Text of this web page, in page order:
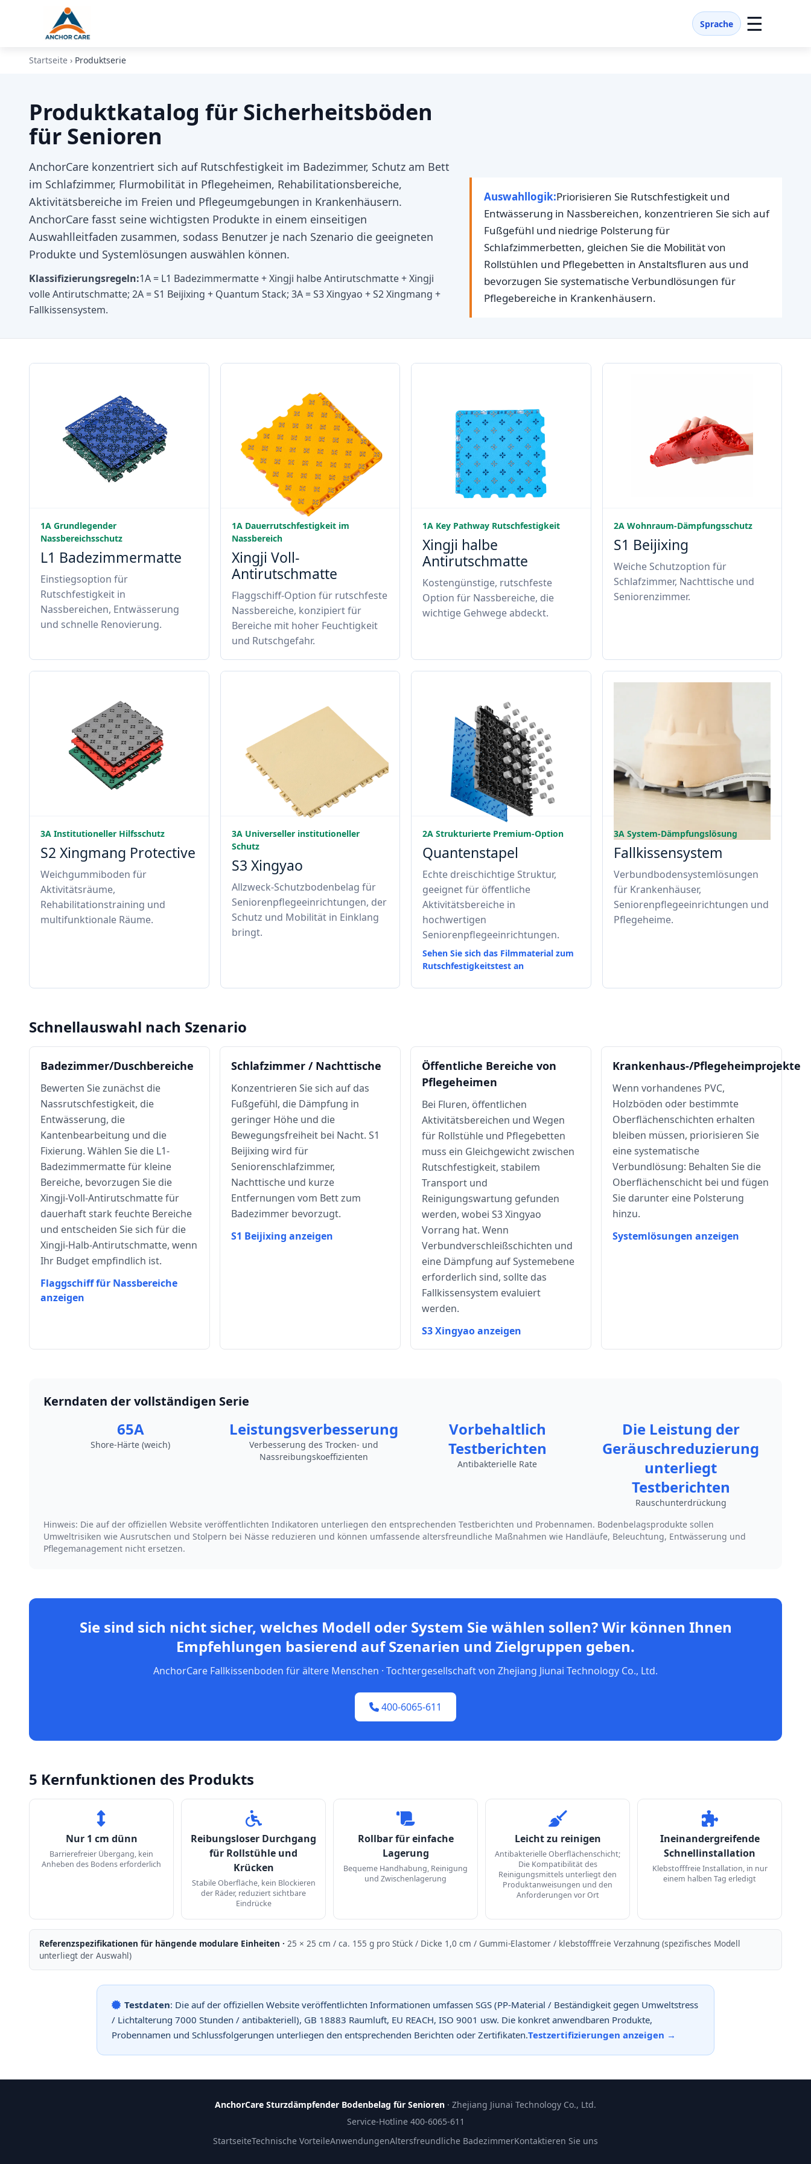
Sprache ☰
Startseite › Produktserie
Produktkatalog für Sicherheitsböden
für Senioren
AnchorCare konzentriert sich auf Rutschfestigkeit im Badezimmer, Schutz am Bett
im Schlafzimmer, Flurmobilität in Pflegeheimen, Rehabilitationsbereiche,
Aktivitätsbereiche im Freien und Pflegeumgebungen in Krankenhäusern.
AnchorCare fasst seine wichtigsten Produkte in einem einseitigen
Auswahlleitfaden zusammen, sodass Benutzer je nach Szenario die geeigneten
Produkte und Systemlösungen auswählen können.
Klassifizierungsregeln:1A = L1 Badezimmermatte + Xingji halbe Antirutschmatte + Xingji
volle Antirutschmatte; 2A = S1 Beijixing + Quantum Stack; 3A = S3 Xingyao + S2 Xingmang +
Fallkissensystem.
Auswahllogik:Priorisieren Sie Rutschfestigkeit und
Entwässerung in Nassbereichen, konzentrieren Sie sich auf
Fußgefühl und niedrige Polsterung für
Schlafzimmerbetten, gleichen Sie die Mobilität von
Rollstühlen und Pflegebetten in Anstaltsfluren aus und
bevorzugen Sie systematische Verbundlösungen für
Pflegebereiche in Krankenhäusern.
1A Grundlegender
Nassbereichsschutz
L1 Badezimmermatte
Einstiegsoption für
Rutschfestigkeit in
Nassbereichen, Entwässerung
und schnelle Renovierung.
1A Dauerrutschfestigkeit im
Nassbereich
Xingji Voll-
Antirutschmatte
Flaggschiff-Option für rutschfeste
Nassbereiche, konzipiert für
Bereiche mit hoher Feuchtigkeit
und Rutschgefahr.
1A Key Pathway Rutschfestigkeit
Xingji halbe
Antirutschmatte
Kostengünstige, rutschfeste
Option für Nassbereiche, die
wichtige Gehwege abdeckt.
2A Wohnraum-Dämpfungsschutz
S1 Beijixing
Weiche Schutzoption für
Schlafzimmer, Nachttische und
Seniorenzimmer.
3A Institutioneller Hilfsschutz
S2 Xingmang Protective
Weichgummiboden für
Aktivitätsräume,
Rehabilitationstraining und
multifunktionale Räume.
3A Universeller institutioneller
Schutz
S3 Xingyao
Allzweck-Schutzbodenbelag für
Seniorenpflegeeinrichtungen, der
Schutz und Mobilität in Einklang
bringt.
2A Strukturierte Premium-Option
Quantenstapel
Echte dreischichtige Struktur,
geeignet für öffentliche
Aktivitätsbereiche in
hochwertigen
Seniorenpflegeeinrichtungen.
Sehen Sie sich das Filmmaterial zum
Rutschfestigkeitstest an
3A System-Dämpfungslösung
Fallkissensystem
Verbundbodensystemlösungen
für Krankenhäuser,
Seniorenpflegeeinrichtungen und
Pflegeheime.
Schnellauswahl nach Szenario
Badezimmer/Duschbereiche
Bewerten Sie zunächst die
Nassrutschfestigkeit, die
Entwässerung, die
Kantenbearbeitung und die
Fixierung. Wählen Sie die L1-
Badezimmermatte für kleine
Bereiche, bevorzugen Sie die
Xingji-Voll-Antirutschmatte für
dauerhaft stark feuchte Bereiche
und entscheiden Sie sich für die
Xingji-Halb-Antirutschmatte, wenn
Ihr Budget empfindlich ist.
Flaggschiff für Nassbereiche
anzeigen
Schlafzimmer / Nachttische
Konzentrieren Sie sich auf das
Fußgefühl, die Dämpfung in
geringer Höhe und die
Bewegungsfreiheit bei Nacht. S1
Beijixing wird für
Seniorenschlafzimmer,
Nachttische und kurze
Entfernungen vom Bett zum
Badezimmer bevorzugt.
S1 Beijixing anzeigen
Öffentliche Bereiche von
Pflegeheimen
Bei Fluren, öffentlichen
Aktivitätsbereichen und Wegen
für Rollstühle und Pflegebetten
muss ein Gleichgewicht zwischen
Rutschfestigkeit, stabilem
Transport und
Reinigungswartung gefunden
werden, wobei S3 Xingyao
Vorrang hat. Wenn
Verbundverschleißschichten und
eine Dämpfung auf Systemebene
erforderlich sind, sollte das
Fallkissensystem evaluiert
werden.
S3 Xingyao anzeigen
Krankenhaus-/Pflegeheimprojekte
Wenn vorhandenes PVC,
Holzböden oder bestimmte
Oberflächenschichten erhalten
bleiben müssen, priorisieren Sie
eine systematische
Verbundlösung: Behalten Sie die
Oberflächenschicht bei und fügen
Sie darunter eine Polsterung
hinzu.
Systemlösungen anzeigen
Kerndaten der vollständigen Serie
65A
Shore-Härte (weich)
Leistungsverbesserung
Verbesserung des Trocken- und
Nassreibungskoeffizienten
Vorbehaltlich
Testberichten
Antibakterielle Rate
Die Leistung der
Geräuschreduzierung
unterliegt
Testberichten
Rauschunterdrückung
Hinweis: Die auf der offiziellen Website veröffentlichten Indikatoren unterliegen den entsprechenden Testberichten und Probennamen. Bodenbelagsprodukte sollen
Umweltrisiken wie Ausrutschen und Stolpern bei Nässe reduzieren und können umfassende altersfreundliche Maßnahmen wie Handläufe, Beleuchtung, Entwässerung und
Pflegemanagement nicht ersetzen.
Sie sind sich nicht sicher, welches Modell oder System Sie wählen sollen? Wir können Ihnen
Empfehlungen basierend auf Szenarien und Zielgruppen geben.
AnchorCare Fallkissenboden für ältere Menschen · Tochtergesellschaft von Zhejiang Jiunai Technology Co., Ltd.
400-6065-611
5 Kernfunktionen des Produkts
Nur 1 cm dünn
Barrierefreier Übergang, kein
Anheben des Bodens erforderlich
Reibungsloser Durchgang
für Rollstühle und
Krücken
Stabile Oberfläche, kein Blockieren
der Räder, reduziert sichtbare
Eindrücke
Rollbar für einfache
Lagerung
Bequeme Handhabung, Reinigung
und Zwischenlagerung
Leicht zu reinigen
Antibakterielle Oberflächenschicht;
Die Kompatibilität des
Reinigungsmittels unterliegt den
Produktanweisungen und den
Anforderungen vor Ort
Ineinandergreifende
Schnellinstallation
Klebstofffreie Installation, in nur
einem halben Tag erledigt
Referenzspezifikationen für hängende modulare Einheiten · 25 × 25 cm / ca. 155 g pro Stück / Dicke 1,0 cm / Gummi-Elastomer / klebstofffreie Verzahnung (spezifisches Modell
unterliegt der Auswahl)
Testdaten: Die auf der offiziellen Website veröffentlichten Informationen umfassen SGS (PP-Material / Beständigkeit gegen Umweltstress
/ Lichtalterung 7000 Stunden / antibakteriell), GB 18883 Raumluft, EU REACH, ISO 9001 usw. Die konkret anwendbaren Produkte,
Probennamen und Schlussfolgerungen unterliegen den entsprechenden Berichten oder Zertifikaten.Testzertifizierungen anzeigen →
AnchorCare Sturzdämpfender Bodenbelag für Senioren · Zhejiang Jiunai Technology Co., Ltd.
Service-Hotline 400-6065-611
StartseiteTechnische VorteileAnwendungenAltersfreundliche BadezimmerKontaktieren Sie uns